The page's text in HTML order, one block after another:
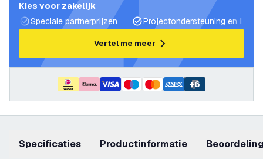
Kies voor zakelijk
Speciale partnerprijzen
Projectondersteuning en
Vertel me meer
+6
Specificaties productinformatie